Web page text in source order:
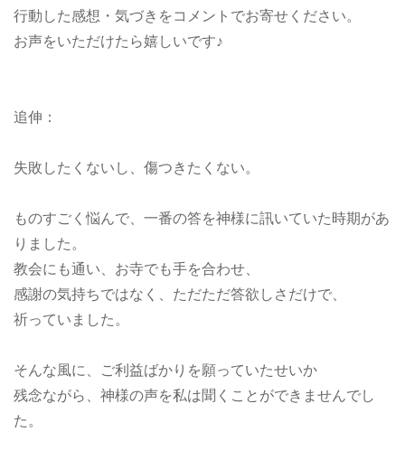
行動した感想・気づきをコメントでお寄せください。
お声をいただけたら嬉しいです♪
追伸：
失敗したくないし、傷つきたくない。
ものすごく悩んで、一番の答を神様に訊いていた時期があ
りました。
教会にも通い、お寺でも手を合わせ、
感謝の気持ちではなく、ただただ答欲しさだけで、
祈っていました。
そんな風に、ご利益ばかりを願っていたせいか
残念ながら、神様の声を私は聞くことができませんでし
た。